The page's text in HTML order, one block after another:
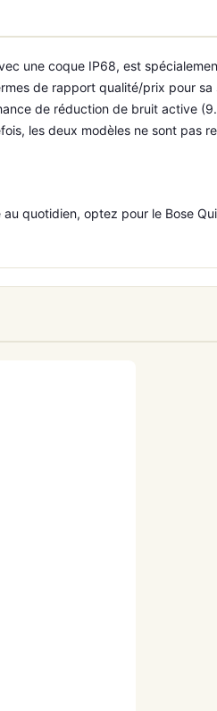
une coque IP68, est
de rapport qualité/prix pour sa
de réduction de bruit active
les deux modèles ne sont pas
quotidien, optez pour le Bose